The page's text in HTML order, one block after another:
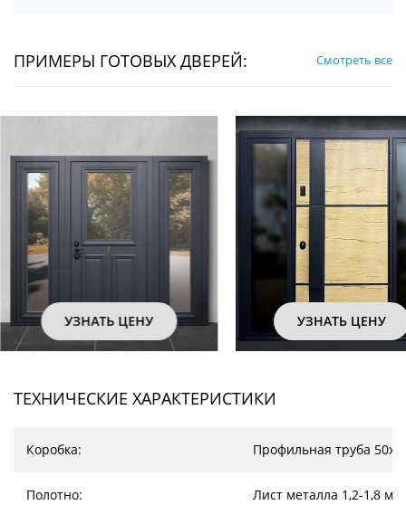
ПРИМЕРЫ ГОТОВЫХ ДВЕРЕЙ: Смотреть все
УЗНАТЬ ЦЕНУ УЗНАТЬ ЦЕНУ
ТЕХНИЧЕСКИЕ ХАРАКТЕРИСТИКИ
Коробка: Профильная труба
Полотно:
Лист металла 1,2-1,8 мм